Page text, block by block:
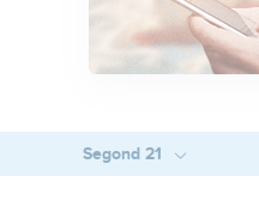
Segond 21